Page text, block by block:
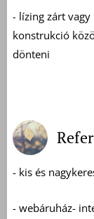
- lízing zárt
konstrukció
dönteni
- kis és
- webáruház-